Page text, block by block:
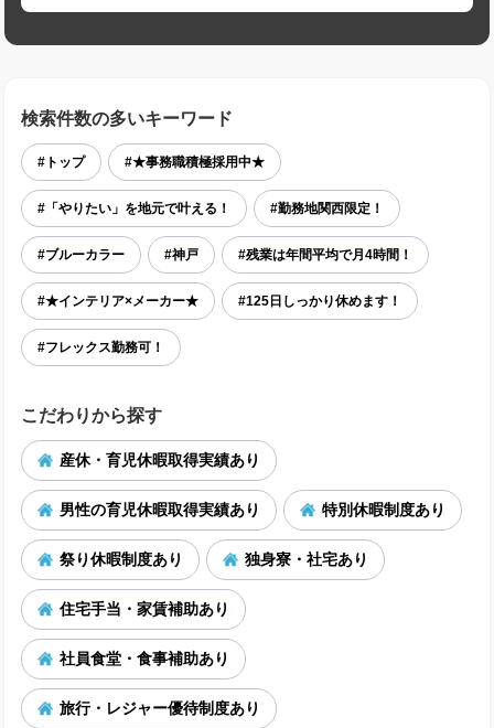
検索件数の多いキーワード
#トップ #★事務職積極採用中★
#「やりたい」を地元で叶える！ #勤務地関西限定！
#ブルーカラー #神戸 #残業は年間平均で月4時間！
#★インテリア×メーカー★ #125日しっかり休めます！
#フレックス勤務可！
こだわりから探す
産休・育児休暇取得実績あり
男性の育児休暇取得実績あり 特別休暇制度あり
祭り休暇制度あり 独身寮・社宅あり
住宅手当・家賃補助あり
社員食堂・食事補助あり
旅行・レジャー優待制度あり